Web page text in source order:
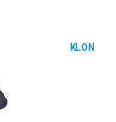
KLON